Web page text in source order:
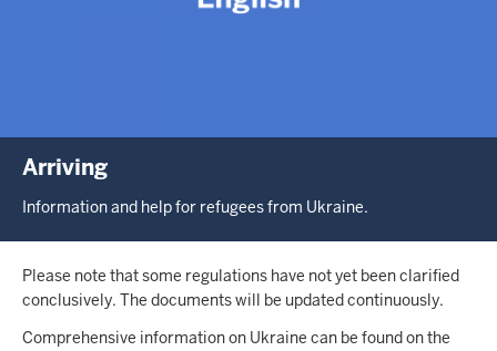
Arriving
Information and help for refugees from Ukraine.
Please note that some regulations have not yet been clarified
conclusively. The documents will be updated continuously.
Comprehensive information on Ukraine can be found on the